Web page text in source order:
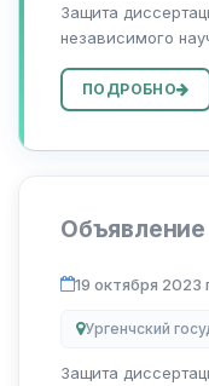
Защита
независимого
на тему «Узбек
композиция
ПОДРОБНО
19 октября 2023
Ургенчский
Защита